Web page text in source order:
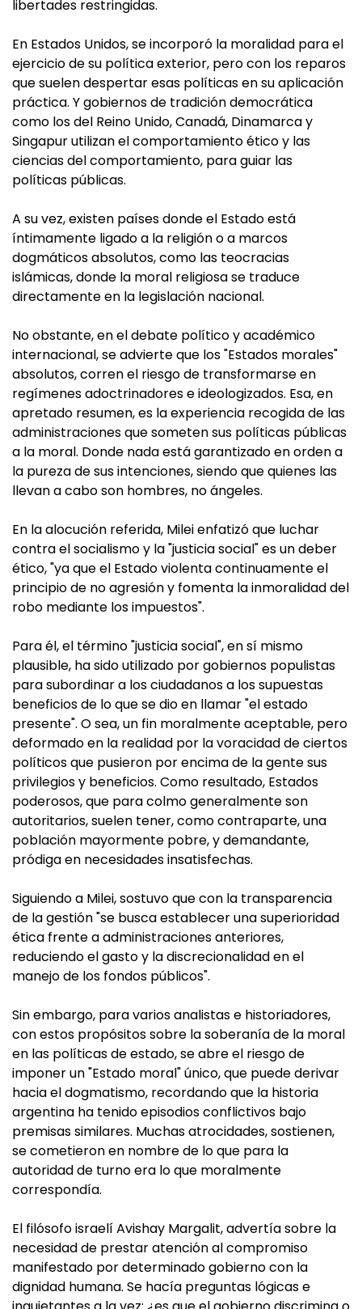
libertades restringidas.
En Estados Unidos, se incorporó la moralidad para el
ejercicio de su política exterior, pero con los reparos
que suelen despertar esas políticas en su aplicación
práctica. Y gobiernos de tradición democrática
como los del Reino Unido, Canadá, Dinamarca y
Singapur utilizan el comportamiento ético y las
ciencias del comportamiento, para guiar las
políticas públicas.
A su vez, existen países donde el Estado está
íntimamente ligado a la religión o a marcos
dogmáticos absolutos, como las teocracias
islámicas, donde la moral religiosa se traduce
directamente en la legislación nacional.
No obstante, en el debate político y académico
internacional, se advierte que los "Estados morales"
absolutos, corren el riesgo de transformarse en
regímenes adoctrinadores e ideologizados. Esa, en
apretado resumen, es la experiencia recogida de las
administraciones que someten sus políticas públicas
a la moral. Donde nada está garantizado en orden a
la pureza de sus intenciones, siendo que quienes las
llevan a cabo son hombres, no ángeles.
En la alocución referida, Milei enfatizó que luchar
contra el socialismo y la "justicia social" es un deber
ético, "ya que el Estado violenta continuamente el
principio de no agresión y fomenta la inmoralidad del
robo mediante los impuestos".
Para él, el término "justicia social", en sí mismo
plausible, ha sido utilizado por gobiernos populistas
para subordinar a los ciudadanos a los supuestas
beneficios de lo que se dio en llamar "el estado
presente". O sea, un fin moralmente aceptable, pero
deformado en la realidad por la voracidad de ciertos
políticos que pusieron por encima de la gente sus
privilegios y beneficios. Como resultado, Estados
poderosos, que para colmo generalmente son
autoritarios, suelen tener, como contraparte, una
población mayormente pobre, y demandante,
pródiga en necesidades insatisfechas.
Siguiendo a Milei, sostuvo que con la transparencia
de la gestión "se busca establecer una superioridad
ética frente a administraciones anteriores,
reduciendo el gasto y la discrecionalidad en el
manejo de los fondos públicos".
Sin embargo, para varios analistas e historiadores,
con estos propósitos sobre la soberanía de la moral
en las políticas de estado, se abre el riesgo de
imponer un "Estado moral" único, que puede derivar
hacia el dogmatismo, recordando que la historia
argentina ha tenido episodios conflictivos bajo
premisas similares. Muchas atrocidades, sostienen,
se cometieron en nombre de lo que para la
autoridad de turno era lo que moralmente
correspondía.
El filósofo israelí Avishay Margalit, advertía sobre la
necesidad de prestar atención al compromiso
manifestado por determinado gobierno con la
dignidad humana. Se hacía preguntas lógicas e